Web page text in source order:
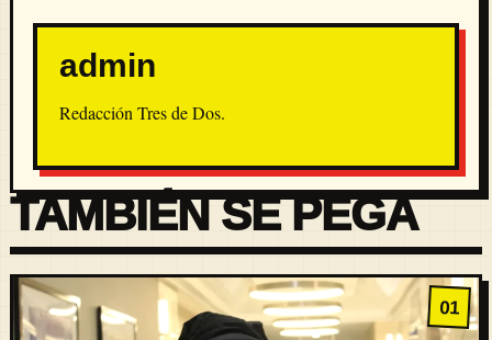
admin
Redacción Tres de Dos.
TAMBIÉN SE PEGA
01